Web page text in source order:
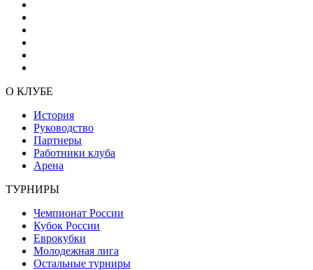
О КЛУБЕ
История
Руководство
Партнеры
Работники клуба
Арена
ТУРНИРЫ
Чемпионат России
Кубок России
Еврокубки
Молодежная лига
Остальные турниры